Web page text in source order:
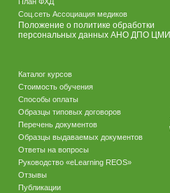
Соц.сеть Ассоциация медиков
Положение о политике обработки
персональных данных АНО ДПО ЦМИ
Каталог курсов
Стоимость обучения
Способы оплаты
Образцы типовых договоров
Перечень документов
Образцы выдаваемых документов
Ответы на вопросы
Руководство «eLearning REOS»
Отзывы
Публикации